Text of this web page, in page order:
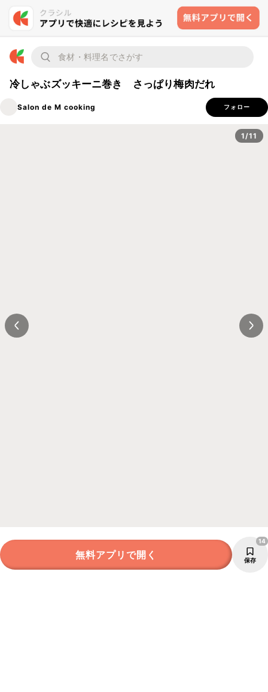
冷しゃぶズッキーニ巻き さっぱり梅肉だれ
Salon de M cooking フォロー
1/11
無料アプリで開く 保存
14